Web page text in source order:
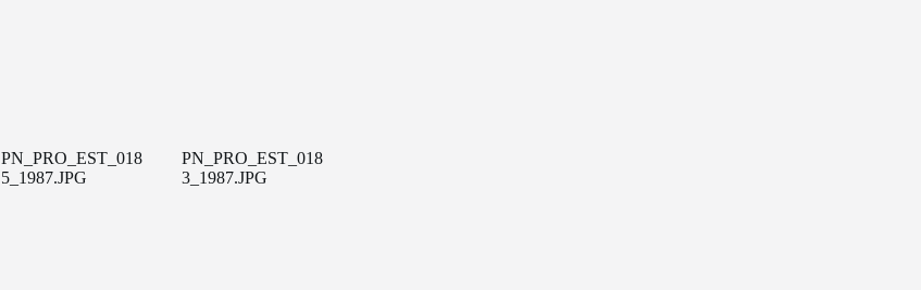
PN_PRO_EST_018
5_1987.JPG
PN_PRO_EST_018
3_1987.JPG